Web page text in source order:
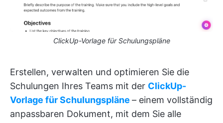
ClickUp-Vorlage für Schulungspläne
Erstellen, verwalten und optimieren Sie die
Schulungen Ihres Teams mit der ClickUp-
Vorlage für Schulungspläne – einem vollständig
anpassbaren Dokument, mit dem Sie alle